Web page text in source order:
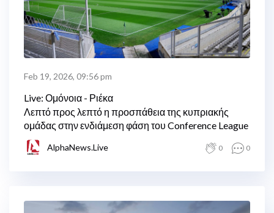
Feb 19, 2026, 09:56 pm
Live: Ομόνοια - Ριέκα
Λεπτό προς λεπτό η προσπάθεια της κυπριακής
ομάδας στην ενδιάμεση φάση του Conference League
AlphaNews.Live 0 0